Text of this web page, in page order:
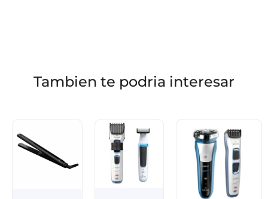
Tambien te podria interesar